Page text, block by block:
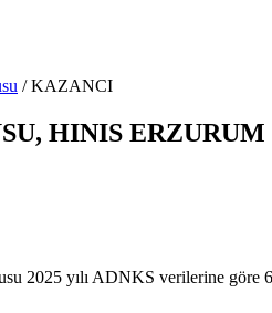
/KAZANCI
HINIS ERZURUM
yılı ADNKS verilerine göre